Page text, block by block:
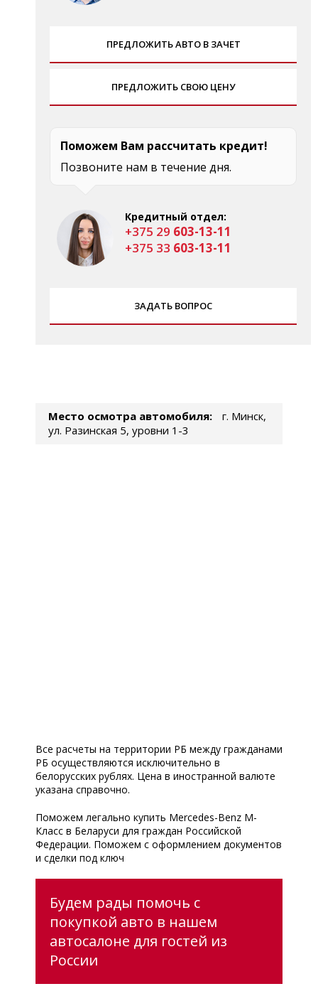
ПРЕДЛОЖИТЬ АВТО В ЗАЧЕТ
ПРЕДЛОЖИТЬ СВОЮ ЦЕНУ
Поможем Вам рассчитать кредит!
Позвоните нам в течение дня.
Кредитный отдел:
+375 29 603-13-11
+375 33 603-13-11
ЗАДАТЬ ВОПРОС
Место осмотра автомобиля:
г. Минск,
ул. Разинская 5, уровни 1-3
Все расчеты на территории РБ между гражданами
РБ осуществляются исключительно в
белорусских рублях. Цена в иностранной валюте
указана справочно.
Поможем легально купить Mercedes-Benz M-
Класс в Беларуси для граждан Российской
Федерации. Поможем с оформлением документов
и сделки под ключ
Будем рады помочь с
покупкой авто в нашем
автосалоне для гостей из
России